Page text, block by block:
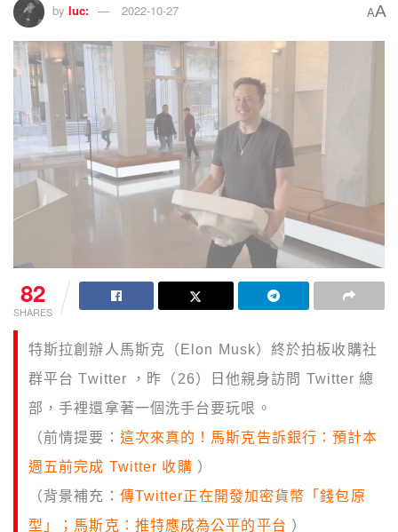
by luc: 2022-10-27 AA
82
SHARES
特斯拉創辦人馬斯克（Elon Musk）終於拍板收購社
群平台 Twitter ，昨（26）日他親身訪問 Twitter 總
部，手裡還拿著一個洗手台要玩哏。
（前情提要： 這次來真的！馬斯克告訴銀行：預計本
週五前完成 Twitter 收購 ）
（背景補充： 傳Twitter正在開發加密貨幣「錢包原
型」；馬斯克：推特應成為公平的平台 ）